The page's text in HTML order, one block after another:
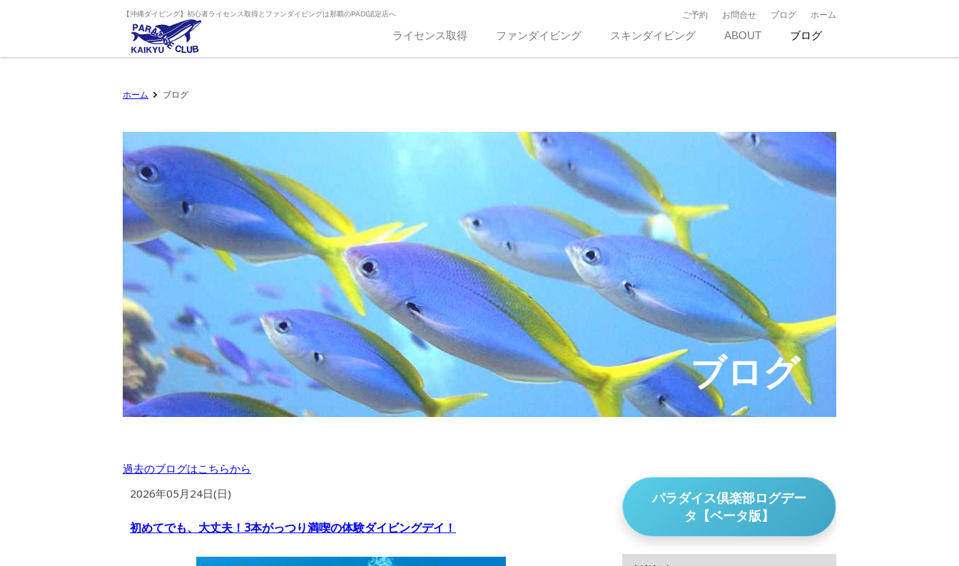
【沖縄ダイビング】初心者ライセンス取得とファンダイビングは那覇のPADI認定店へ ご予約 お問合せ ブログ ホーム
ライセンス取得 ファンダイビング スキンダイビング ABOUT ブログ
ホーム ブログ
ブログ
過去のブログはこちらから
2026年05月24日(日)
初めてでも、大丈夫！3本がっつり満喫の体験ダイビングデイ！
パラダイス倶楽部ログデー
タ【ベータ版】